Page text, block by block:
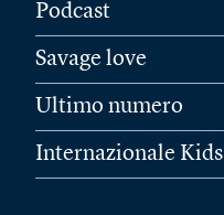
Podcast
Savage love
Ultimo numero
Internazionale Kids